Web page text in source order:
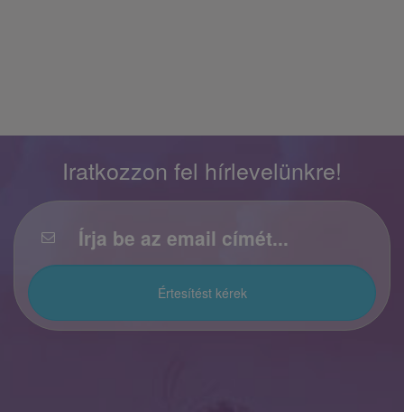
Iratkozzon fel hírlevelünkre!